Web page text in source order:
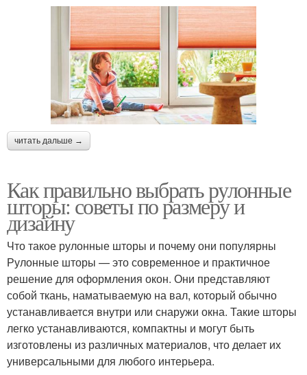
читать дальше →
Как правильно выбрать рулонные
шторы: советы по размеру и
дизайну
Что такое рулонные шторы и почему они популярны
Рулонные шторы — это современное и практичное
решение для оформления окон. Они представляют
собой ткань, наматываемую на вал, который обычно
устанавливается внутри или снаружи окна. Такие шторы
легко устанавливаются, компактны и могут быть
изготовлены из различных материалов, что делает их
универсальными для любого интерьера.